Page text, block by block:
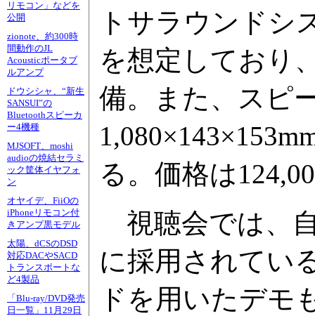
リモコン」などを
公開
zionote、約300時
間動作のJL
Acousticポータブ
ルアンプ
ドウシシャ、“新生
SANSUI”の
Bluetoothスピーカ
ー4機種
MJSOFT、moshi
audioの焼結セラミ
ック筐体イヤフォ
ン
オヤイデ、FiiOの
iPhoneリモコン付
きアンプ黒モデル
太陽、dCSのDSD
対応DACやSACD
トランスポートな
ど4製品
「Blu-ray/DVD発売
日一覧」11月29日
トサラウンドシ
を想定しており
備。また、スピ
る。価格は
視聴会では、
に採用されてい
ドを用いたデモ